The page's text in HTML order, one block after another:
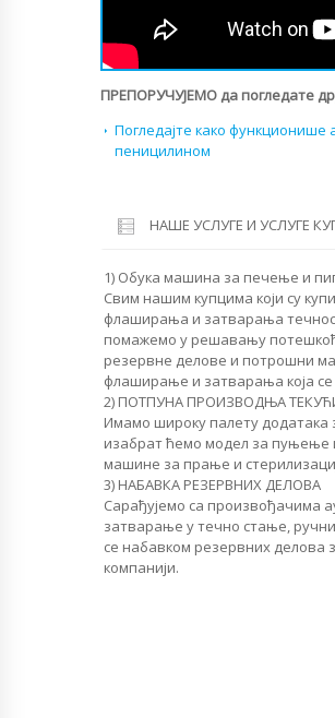
ПРЕПОРУЧУЈЕМО да погледате
Погледајте како
пеницилином
НАШЕ УСЛУГЕ И УСЛУГЕ
1) Обука машина за печење и
Свим нашим купцима који су
флаширања и затварања
помажемо у решавању
резервне делове и потрошни
флаширање и затварања која се
2) ПОТПУНА ПРОИЗВОДЊА
Имамо широку палету додатака
изабрат ћемо модел за пуњење
машине за прање и
3) НАБАВКА РЕЗЕРВНИХ ДЕЛОВА
Сарађујемо са произвођачима
затварање у течно стање,
се набавком резервних
компанији.